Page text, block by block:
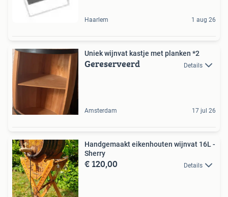
Haarlem 1 aug 26
Uniek wijnvat kastje met planken *2
Gereserveerd Details
Amsterdam 17 jul 26
Handgemaakt eikenhouten wijnvat 16L -
Sherry
€ 120,00 Details